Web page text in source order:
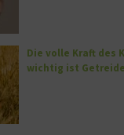
Die volle Kraft des
wichtig ist Getreide